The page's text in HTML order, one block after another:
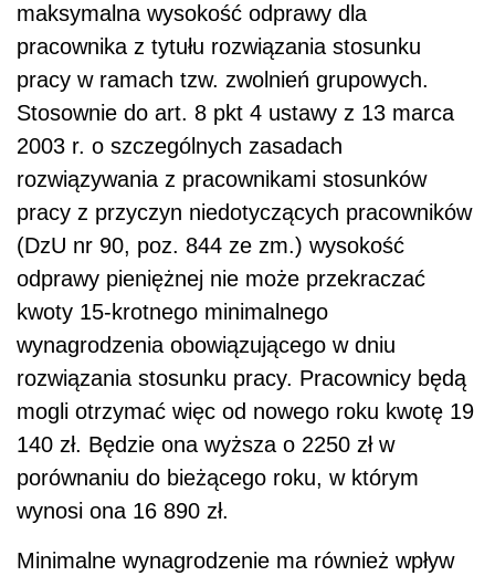
maksymalna wysokość odprawy dla
pracownika z tytułu rozwiązania stosunku
pracy w ramach tzw. zwolnień grupowych.
Stosownie do art. 8 pkt 4 ustawy z 13 marca
2003 r. o szczególnych zasadach
rozwiązywania z pracownikami stosunków
pracy z przyczyn niedotyczących pracowników
(DzU nr 90, poz. 844 ze zm.) wysokość
odprawy pieniężnej nie może przekraczać
kwoty 15-krotnego minimalnego
wynagrodzenia obowiązującego w dniu
rozwiązania stosunku pracy. Pracownicy będą
mogli otrzymać więc od nowego roku kwotę 19
140 zł. Będzie ona wyższa o 2250 zł w
porównaniu do bieżącego roku, w którym
wynosi ona 16 890 zł.
Minimalne wynagrodzenie ma również wpływ